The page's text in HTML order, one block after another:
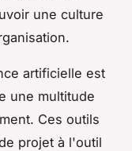
une culture
artificielle est
une multitude
Ces outils
projet à l'outil